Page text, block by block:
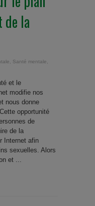
de la
Santé mentale
et le
modifie nos
nous donne
opportunité
de
de la
Internet afin
sexuelles. Alors
et ...